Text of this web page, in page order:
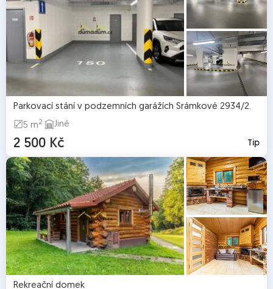
Parkovací stání v podzemních garážích Šrámkové 2934/2.
5 m2 Jiné
2 500 Kč Tip
Rekreační domek